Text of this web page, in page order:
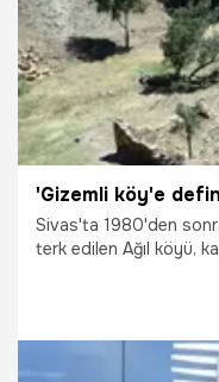
Sivas'ta 1980'den
terk edilen Ağıl köyü,
ortaya çıktı. İşte son